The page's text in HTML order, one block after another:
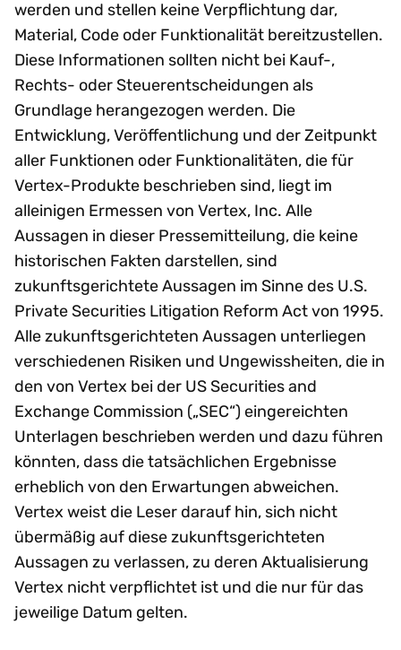
werden und stellen keine Verpflichtung dar,
Material, Code oder Funktionalität bereitzustellen.
Diese Informationen sollten nicht bei Kauf-,
Rechts- oder Steuerentscheidungen als
Grundlage herangezogen werden. Die
Entwicklung, Veröffentlichung und der Zeitpunkt
aller Funktionen oder Funktionalitäten, die für
Vertex-Produkte beschrieben sind, liegt im
alleinigen Ermessen von Vertex, Inc. Alle
Aussagen in dieser Pressemitteilung, die keine
historischen Fakten darstellen, sind
zukunftsgerichtete Aussagen im Sinne des U.S.
Private Securities Litigation Reform Act von 1995.
Alle zukunftsgerichteten Aussagen unterliegen
verschiedenen Risiken und Ungewissheiten, die in
den von Vertex bei der US Securities and
Exchange Commission („SEC“) eingereichten
Unterlagen beschrieben werden und dazu führen
könnten, dass die tatsächlichen Ergebnisse
erheblich von den Erwartungen abweichen.
Vertex weist die Leser darauf hin, sich nicht
übermäßig auf diese zukunftsgerichteten
Aussagen zu verlassen, zu deren Aktualisierung
Vertex nicht verpflichtet ist und die nur für das
jeweilige Datum gelten.